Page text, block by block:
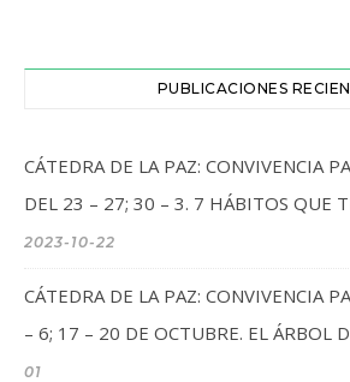
PUBLICACIONES
CÁTEDRA DE LA PAZ: CONVIVENCIA
DEL 23 – 27; 30 – 3. 7 HÁBITOS QUE
2023-10-22
CÁTEDRA DE LA PAZ: CONVIVENCIA
– 6; 17 – 20 DE OCTUBRE. EL ÁRBOL
01